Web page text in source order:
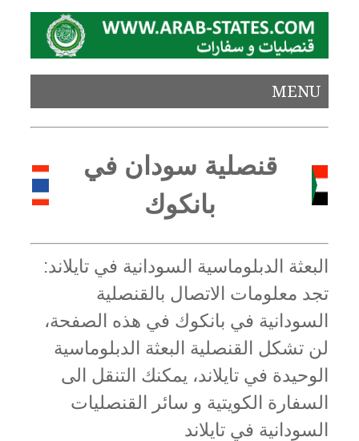
MENU
قنصلية سودان في
بانكوك
البعثة الدبلوماسية السودانية في تايلاند:
تجد معلومات الاتصال بالقنصلية
السودانية في بانكوك في هذه الصفحة،
لن تشكل القنصلية البعثة الدبلوماسية
الوحيدة في تايلاند، يمكنك التنقل الى
السفارة الكويتية و سائر القنصليات
السودانية في تايلاند